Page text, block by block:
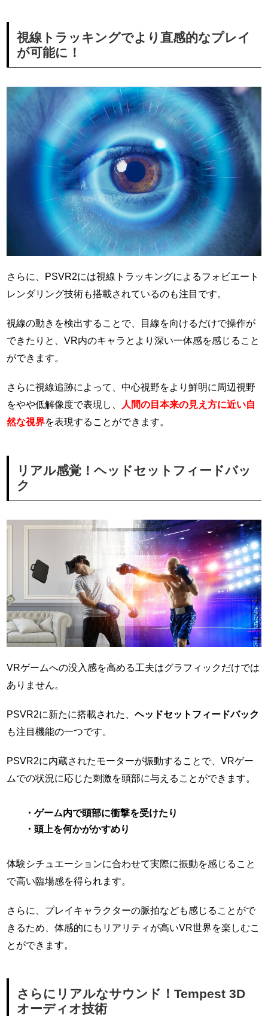
視線トラッキングでより直感的なプレイ
が可能に！
さらに、PSVR2には視線トラッキングによるフォビエート
レンダリング技術も搭載されているのも注目です。
視線の動きを検出することで、目線を向けるだけで操作が
できたりと、VR内のキャラとより深い一体感を感じること
ができます。
さらに視線追跡によって、中心視野をより鮮明に周辺視野
をやや低解像度で表現し、
人間の目本来の見え方に近い自
然な視界を表現することができます。
リアル感覚！ヘッドセットフィードバッ
ク
VRゲームへの没入感を高める工夫はグラフィックだけでは
ありません。
PSVR2に新たに搭載された、ヘッドセットフィードバック
も注目機能の一つです。
PSVR2に内蔵されたモーターが振動することで、VRゲー
ムでの状況に応じた刺激を頭部に与えることができます。
・ゲーム内で頭部に衝撃を受けたり
・頭上を何かがかすめり
体験シチュエーションに合わせて実際に振動を感じること
で高い臨場感を得られます。
さらに、プレイキャラクターの脈拍なども感じることがで
きるため、体感的にもリアリティが高いVR世界を楽しむこ
とができます。
さらにリアルなサウンド！Tempest 3D
オーディオ技術